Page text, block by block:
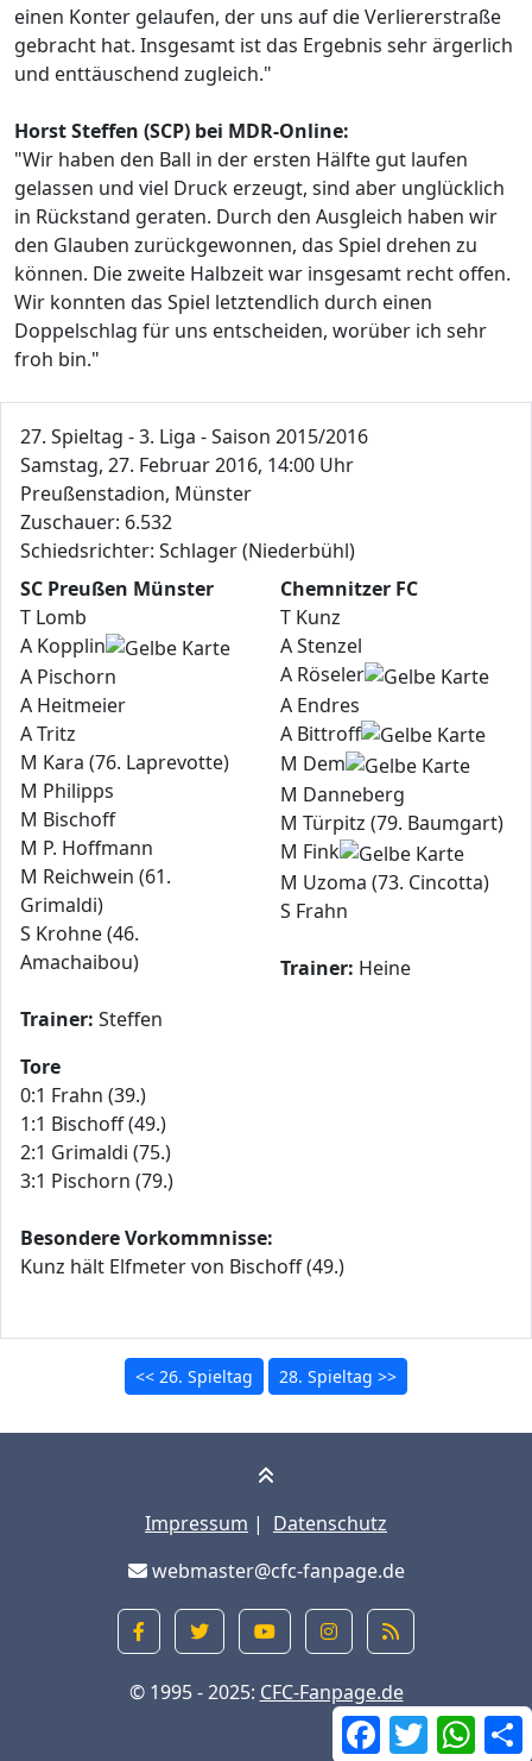
Facebook
Twitter
einen Konter gelaufen, der uns auf die Verliererstraße
gebracht hat. Insgesamt ist das Ergebnis sehr ärgerlich
und enttäuschend zugleich."
Horst Steffen (SCP) bei MDR-Online:
"Wir haben den Ball in der ersten Hälfte gut laufen
gelassen und viel Druck erzeugt, sind aber unglücklich
in Rückstand geraten. Durch den Ausgleich haben wir
den Glauben zurückgewonnen, das Spiel drehen zu
können. Die zweite Halbzeit war insgesamt recht offen.
Wir konnten das Spiel letztendlich durch einen
Doppelschlag für uns entscheiden, worüber ich sehr
froh bin."
27. Spieltag - 3. Liga - Saison 2015/2016
Samstag, 27. Februar 2016, 14:00 Uhr
Preußenstadion, Münster
Zuschauer: 6.532
Schiedsrichter: Schlager (Niederbühl)
SC Preußen Münster
T Lomb
A Kopplin
A Pischorn
A Heitmeier
A Tritz
M Kara (76. Laprevotte)
M Philipps
M Bischoff
M P. Hoffmann
M Reichwein (61.
Grimaldi)
S Krohne (46.
Amachaibou)
Trainer: Steffen
Chemnitzer FC
T Kunz
A Stenzel
A Röseler
A Endres
A Bittroff
M Dem
M Danneberg
M Türpitz (79. Baumgart)
M Fink
M Uzoma (73. Cincotta)
S Frahn
Trainer: Heine
Tore
0:1 Frahn (39.)
1:1 Bischoff (49.)
2:1 Grimaldi (75.)
3:1 Pischorn (79.)
Besondere Vorkommnisse:
Kunz hält Elfmeter von Bischoff (49.)
<< 26. Spieltag 28. Spieltag >>
Impressum | Datenschutz
webmaster@cfc-fanpage.de
© 1995 - 2025: CFC-Fanpage.de